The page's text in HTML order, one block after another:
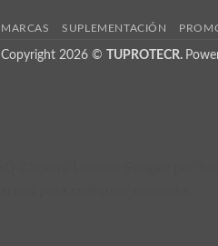
MARCAS SUPLEMENTACIÓN
Copyright 2026 © TUPROTECR.